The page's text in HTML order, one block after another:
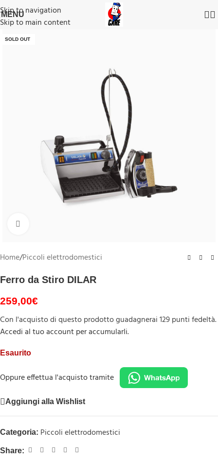
Skip to navigation
Skip to main content
MENU
SOLD OUT
Home/Piccoli elettrodomestici
Ferro da Stiro DILAR
259,00€
Con l'acquisto di questo prodotto guadagnerai 129 punti fedeltà.
Accedi al tuo account per accumularli.
Esaurito
Oppure effettua l'acquisto tramite
Aggiungi alla Wishlist
Categoria: Piccoli elettrodomestici
Share: